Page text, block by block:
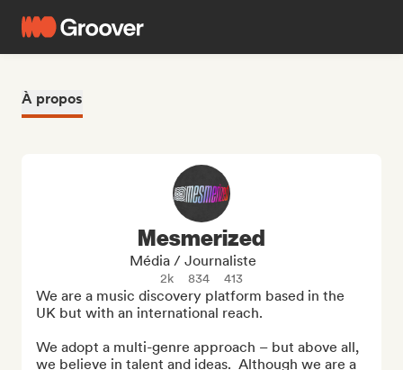
À propos
Mesmerized
Média / Journaliste
2k 834 413
We are a music discovery platform based in the
UK but with an international reach.
We adopt a multi-genre approach – but above all,
we believe in talent and ideas.  Although we are a